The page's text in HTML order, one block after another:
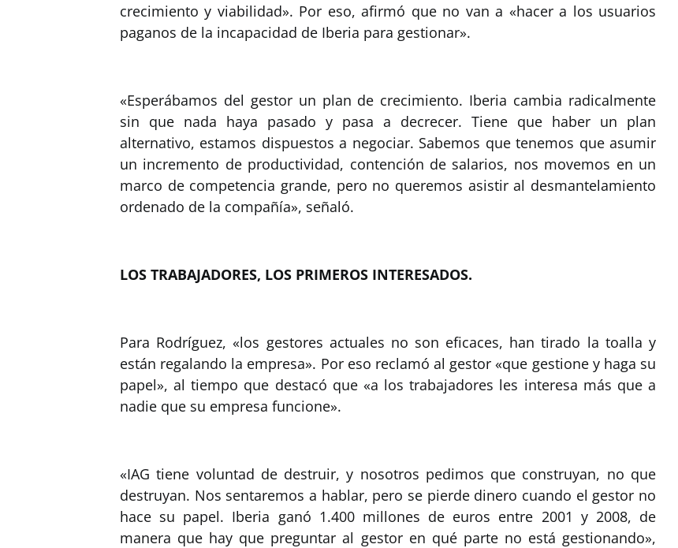
crecimiento y viabilidad». Por eso, afirmó que no van a «hacer a los usuarios
paganos de la incapacidad de Iberia para gestionar».
«Esperábamos del gestor un plan de crecimiento. Iberia cambia radicalmente
sin que nada haya pasado y pasa a decrecer. Tiene que haber un plan
alternativo, estamos dispuestos a negociar. Sabemos que tenemos que asumir
un incremento de productividad, contención de salarios, nos movemos en un
marco de competencia grande, pero no queremos asistir al desmantelamiento
ordenado de la compañía», señaló.
LOS TRABAJADORES, LOS PRIMEROS INTERESADOS.
Para Rodríguez, «los gestores actuales no son eficaces, han tirado la toalla y
están regalando la empresa». Por eso reclamó al gestor «que gestione y haga su
papel», al tiempo que destacó que «a los trabajadores les interesa más que a
nadie que su empresa funcione».
«IAG tiene voluntad de destruir, y nosotros pedimos que construyan, no que
destruyan. Nos sentaremos a hablar, pero se pierde dinero cuando el gestor no
hace su papel. Iberia ganó 1.400 millones de euros entre 2001 y 2008, de
manera que hay que preguntar al gestor en qué parte no está gestionando»,